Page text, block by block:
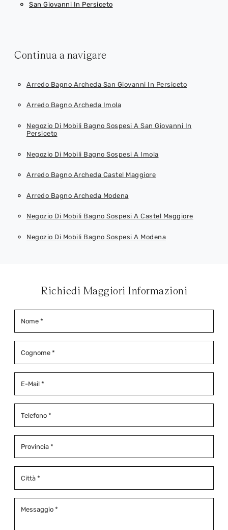
San Giovanni In Persiceto
Continua a navigare
Arredo Bagno Archeda San Giovanni In Persiceto
Arredo Bagno Archeda Imola
Negozio Di Mobili Bagno Sospesi A San Giovanni In
Persiceto
Negozio Di Mobili Bagno Sospesi A Imola
Arredo Bagno Archeda Castel Maggiore
Arredo Bagno Archeda Modena
Negozio Di Mobili Bagno Sospesi A Castel Maggiore
Negozio Di Mobili Bagno Sospesi A Modena
Richiedi Maggiori Informazioni